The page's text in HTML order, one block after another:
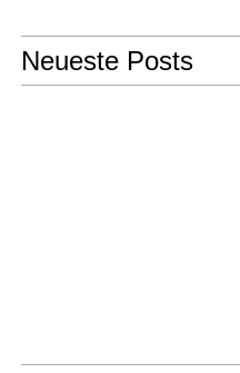
Neueste Posts